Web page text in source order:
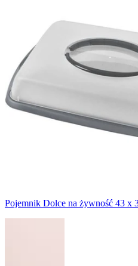
Pojemnik Dolce na żywność 43 x